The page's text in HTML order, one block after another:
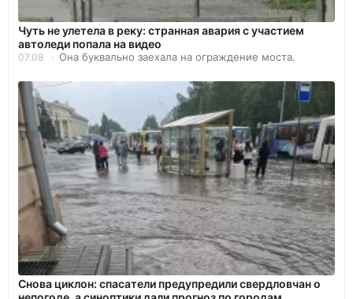
Чуть не улетела в реку: странная авария с участием
автоледи попала на видео
07.08 Она буквально заехала на ограждение моста.
Снова циклон: спасатели предупредили свердловчан о